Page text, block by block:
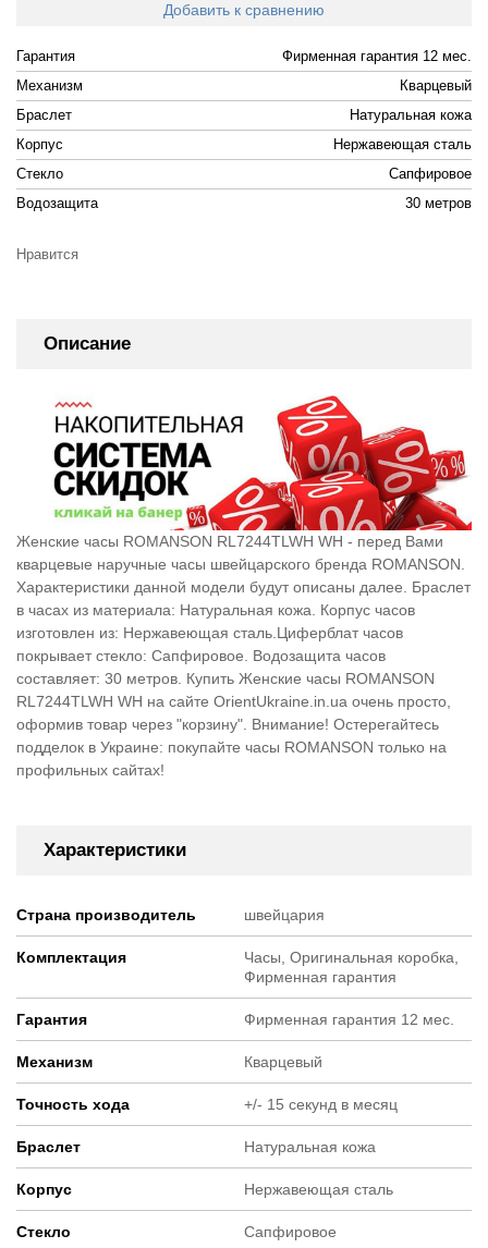
Добавить к сравнению
Гарантия
Фирменная гарантия 12 мес.
Механизм
Кварцевый
Браслет
Натуральная кожа
Корпус
Нержавеющая сталь
Стекло
Сапфировое
Водозащита
30 метров
Нравится
Описание
Женские часы ROMANSON RL7244TLWH WH - перед Вами
кварцевые наручные часы швейцарского бренда ROMANSON.
Характеристики данной модели будут описаны далее. Браслет
в часах из материала: Натуральная кожа. Корпус часов
изготовлен из: Нержавеющая сталь.Циферблат часов
покрывает стекло: Сапфировое. Водозащита часов
составляет: 30 метров. Купить Женские часы ROMANSON
RL7244TLWH WH на сайте OrientUkraine.in.ua очень просто,
оформив товар через "корзину". Внимание! Остерегайтесь
подделок в Украине: покупайте часы ROMANSON только на
профильных сайтах!
Характеристики
Страна производитель швейцария
Комплектация
Часы, Оригинальная коробка,
Фирменная гарантия
Гарантия Фирменная гарантия 12 мес.
Механизм Кварцевый
Точность хода +/- 15 секунд в месяц
Браслет Натуральная кожа
Корпус Нержавеющая сталь
Стекло Сапфировое